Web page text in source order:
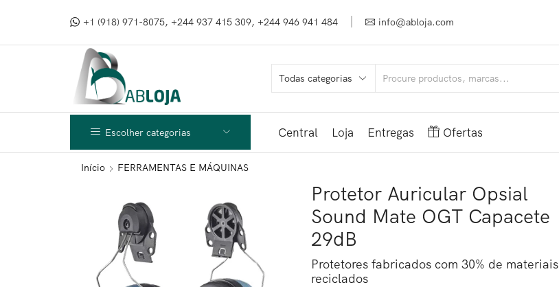
+1 (918) 971-8075, +244 937 415 309, +244 946 941 484 info@abloja.com
Escolher categorias Central Loja Entregas Ofertas
Início FERRAMENTAS E MÁQUINAS
Protetor Auricular Opsial
Sound Mate OGT Capacete
29dB
Protetores fabricados com 30% de materiais
reciclados